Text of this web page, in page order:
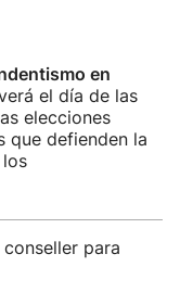
en
el día de las
elecciones
que defienden la
para